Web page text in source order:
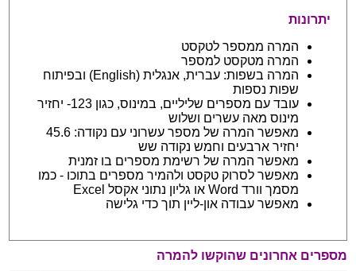
יתרונות
המרה ממספר לטקסט
המרה מטקסט למספר
המרה בשפות: עברית, אנגלית (English) ובפיתוח
שפות נספות
עובד עם מספרים שליליים, במינוס, כגון 123- יחזיר
מינוס מאה עשרים ושלוש
מאפשר המרה של מספר עשרוני עם נקודה: 45.6
יחזיר ארבעים וחמש נקודה שש
מאפשר המרה של רשימת מספרים בו זמנית
מאפשר לסרוק טקסט ולהמיר מספרים בתוכו - כמו
מסמך וורד Word או גליון נתוני אקסל Excel
מאפשר עבודה און-ליין תוך כדי גלישה
מספרים אחרונים שהוקשו להמרה